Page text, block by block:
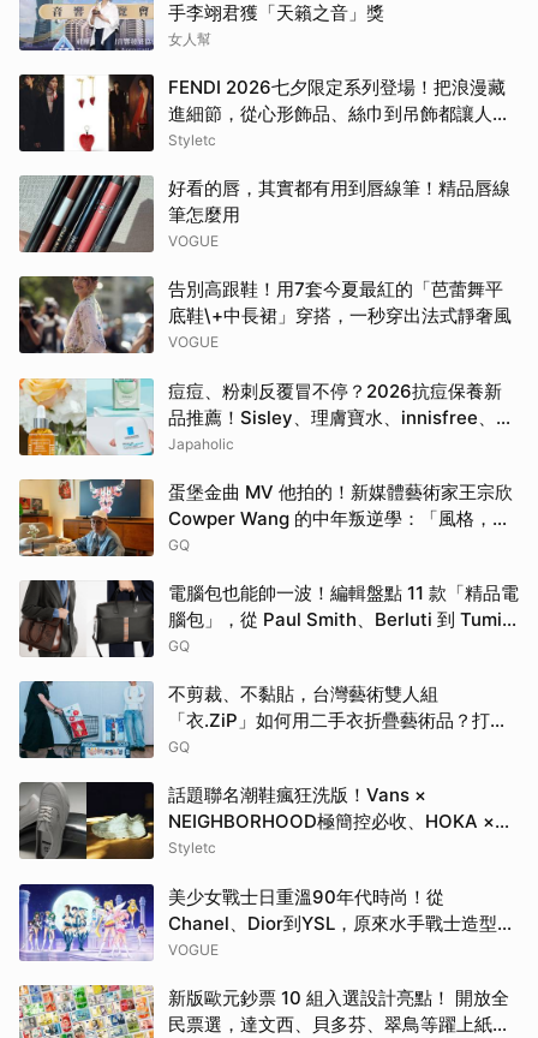
手李翊君獲「天籟之音」獎
女人幫
FENDI 2026七夕限定系列登場！把浪漫藏
進細節，從心形飾品、絲巾到吊飾都讓人一
眼心動
Styletc
好看的唇，其實都有用到唇線筆！精品唇線
筆怎麼用
VOGUE
告別高跟鞋！用7套今夏最紅的「芭蕾舞平
底鞋\+中長裙」穿搭，一秒穿出法式靜奢風
VOGUE
痘痘、粉刺反覆冒不停？2026抗痘保養新
品推薦！Sisley、理膚寶水、innisfree、
Bifesta 4大爆款一次看
Japaholic
蛋堡金曲 MV 他拍的！新媒體藝術家王宗欣
Cowper Wang 的中年叛逆學：「風格，是
選擇要留下什麼。」
GQ
電腦包也能帥一波！編輯盤點 11 款「精品電
腦包」，從 Paul Smith、Berluti 到 Tumi
包款通通有！
GQ
不剪裁、不黏貼，台灣藝術雙人組
「衣.ZiP」如何用二手衣折疊藝術品？打破
大眾對舊衣回收的想像
GQ
話題聯名潮鞋瘋狂洗版！Vans ×
NEIGHBORHOOD極簡控必收、HOKA ×
BEAMS根本穿上腳的藝術品
Styletc
美少女戰士日重溫90年代時尚！從
Chanel、Dior到YSL，原來水手戰士造型都
來自伸展台
VOGUE
新版歐元鈔票 10 組入選設計亮點！ 開放全
民票選，達文西、貝多芬、翠鳥等躍上紙鈔